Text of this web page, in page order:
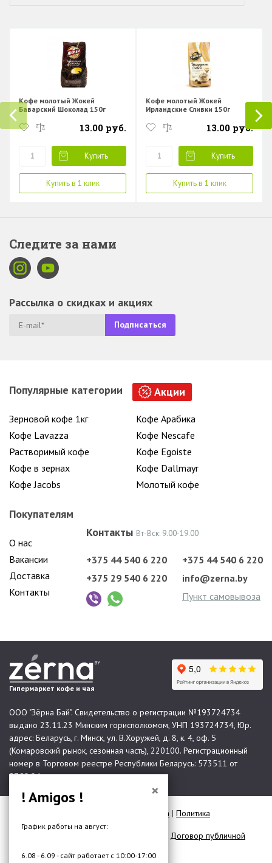
Кофе молотый Жокей
Баварский Шоколад 150г
13.00 руб.
Купить
Купить в 1 клик
Кофе молотый Жокей
Ирландские Сливки 150г
13.00 руб.
Купить
Купить в 1 клик
Следите за нами
Рассылка о скидках и акциях
Популярные категории Акции
Зерновой кофе 1кг
Кофе Арабика
Кофе Lavazza
Кофе Nescafe
Растворимый кофе
Кофе Egoiste
Кофе в зернах
Кофе Dallmayr
Кофе Jacobs
Молотый кофе
Покупателям
О нас
Вакансии
Доставка
Контакты
Контакты Вт-Вск: 9.00-19.00
+375 44 540 6 220
+375 29 540 6 220
+375 44 540 6 220
info@zerna.by
Пункт самовывоза
Гипермаркет кофе и чая
ООО "Зёрна Бай". Свидетельство о регистрации №193724734
выдано 23.11.23 Минским горисполкомом, УНП 193724734, Юр.
адрес: Беларусь, г. Минск, ул. В.Хоружей, д. 8, к. 4, оф. 5
(Комаровский рынок, сезонная часть), 220100. Регистрационный
номер в Торговом реестре Республики Беларусь: 573511 от
07.02.24.
Карта сайта | Политика
конфиденциальности
Договор публичной
Разработка сайта —DMW.BY
×
! Amigos !
График работы на август:
6.08 - 6.09 - сайт работает с 10:00-17:00